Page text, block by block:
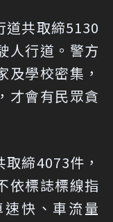
道共取締5130
人行道。警方
及學校密集，
才會有民眾貪
締4073件，
依標誌標線指
快、車流量